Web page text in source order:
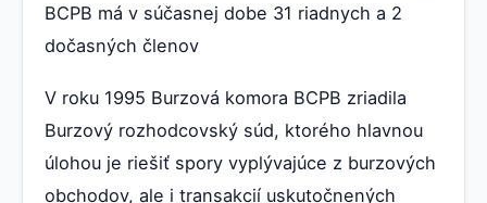
BCPB má v súčasnej dobe 31 riadnych a 2
dočasných členov
V roku 1995 Burzová komora BCPB zriadila
Burzový rozhodcovský súd, ktorého hlavnou
úlohou je riešiť spory vyplývajúce z burzových
obchodov, ale i transakcií uskutočnených